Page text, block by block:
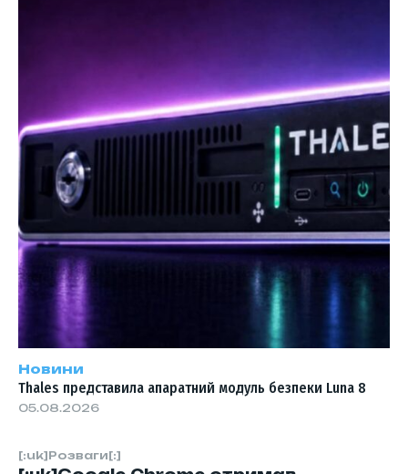
[:uk]Розваги[:]
Новини
Thales представила апаратний модуль безпеки Luna 8
05.08.2026